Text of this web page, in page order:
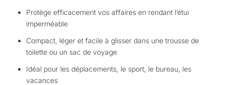
Protège efficacement vos affaires en rendant l’étui
imperméable
Compact, léger et facile à glisser dans une trousse de
toilette ou un sac de voyage
Idéal pour les déplacements, le sport, le bureau, les
vacances